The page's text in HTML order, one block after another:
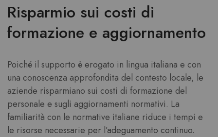
Risparmio sui costi di
formazione e aggiornamento
Poiché il supporto è erogato in lingua italiana e con
una conoscenza approfondita del contesto locale, le
aziende risparmiano sui costi di formazione del
personale e sugli aggiornamenti normativi. La
familiarità con le normative italiane riduce i tempi e
le risorse necessarie per l’adeguamento continuo.